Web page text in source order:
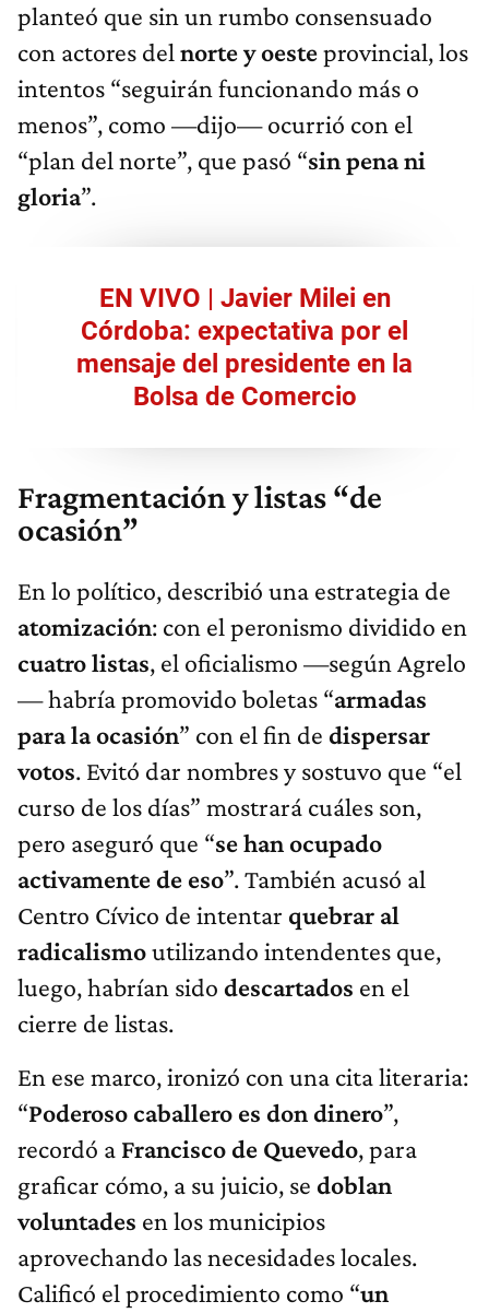
planteó que sin un rumbo consensuado
con actores del norte y oesteprovincial, los
intentos “seguirán funcionando más o
menos”, como —dijo— ocurrió con el
“plan del norte”, que pasó “sin pena ni
gloria”.
EN VIVO | Javier Milei en
Córdoba: expectativa por el
mensaje del presidente en la
Bolsa de Comercio
Fragmentación y listas “de
ocasión”
En lo político, describió una estrategia de
atomización: con el peronismo dividido en
cuatro listas, el oficialismo —según Agrelo
— habría promovido boletas “armadas
para la ocasión” con el fin de dispersar
votos. Evitó dar nombres y sostuvo que “el
curso de los días” mostrará cuáles son,
pero aseguró que “se han ocupado
activamente de eso”. También acusó al
Centro Cívico de intentar quebrar al
radicalismoutilizando intendentes que,
luego, habrían sido descartados en el
cierre de listas.
En ese marco, ironizó con una cita literaria:
“Poderoso caballero es don dinero”,
recordó a Francisco de Quevedo, para
graficar cómo, a su juicio, se doblan
voluntades en los municipios
aprovechando las necesidades locales.
Calificó el procedimiento como “un